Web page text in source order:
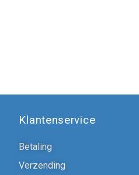
Klantenservice
Betaling
Verzending